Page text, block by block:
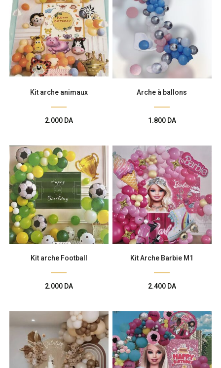
Kit arche animaux
2.000 DA
Arche à ballons
1.800 DA
Kit arche Football
2.000 DA
Kit Arche Barbie M1
2.400 DA